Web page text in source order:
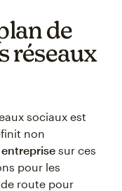
de
réseaux
sociaux est
non
sur ces
pour les
route pour